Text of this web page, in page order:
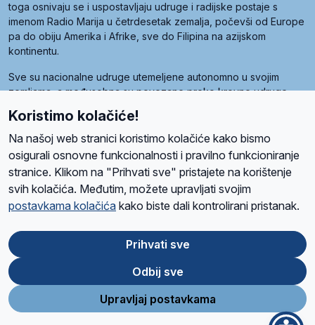
toga osnivaju se i uspostavljaju udruge i radijske postaje s
imenom Radio Marija u četrdesetak zemalja, počevši od Europe
pa do obiju Amerika i Afrike, sve do Filipina na azijskom
kontinentu.
Sve su nacionalne udruge utemeljene autonomno u svojim
zemljama, a međusobna su povezane preko krovne udruge
Radio Maria). Svjetsku obitelj utemeljilo je sedam članica, među
kojima je i hrvatska Udruga Radio Marija.
O namaRadio ProgramVolonteriPrijateljiKontaktPravila privatnosti
Ova stranica je zaštićena Google reCAPTCHA sustavom
Store
Google
Play
Koristimo kolačiće!
Na našoj web stranici koristimo kolačiće kako bismo
osigurali osnovne funkcionalnosti i pravilno funkcioniranje
stranice. Klikom na "Prihvati sve" pristajete na korištenje
svih kolačića. Međutim, možete upravljati svojim
postavkama kolačića kako biste dali kontrolirani pristanak.
Prihvati sve
Odbij sve
Upravljaj postavkama